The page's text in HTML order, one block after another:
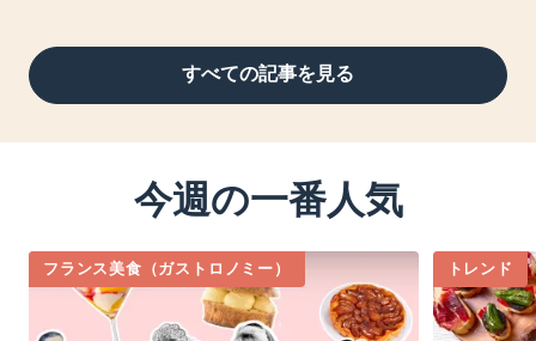
すべての記事を見る
今週の一番人気
フランス美食（ガストロノミー） トレンド